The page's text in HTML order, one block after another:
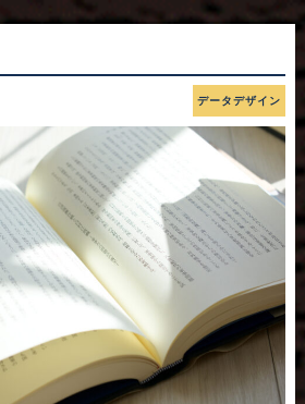
データデザイン